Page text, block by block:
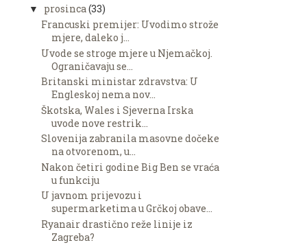
▼ prosinca (33)
Francuski premijer: Uvodimo strože
mjere, daleko j...
Uvode se stroge mjere u Njemačkoj.
Ograničavaju se...
Britanski ministar zdravstva: U
Engleskoj nema nov...
Škotska, Wales i Sjeverna Irska
uvode nove restrik...
Slovenija zabranila masovne dočeke
na otvorenom, u...
Nakon četiri godine Big Ben se vraća
u funkciju
U javnom prijevozu i
supermarketima u Grčkoj obave...
Ryanair drastično reže linije iz
Zagreba?